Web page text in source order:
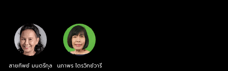
สายทิพย์ มนตรีกุล
นภาพร ไตรวิทย์วารี